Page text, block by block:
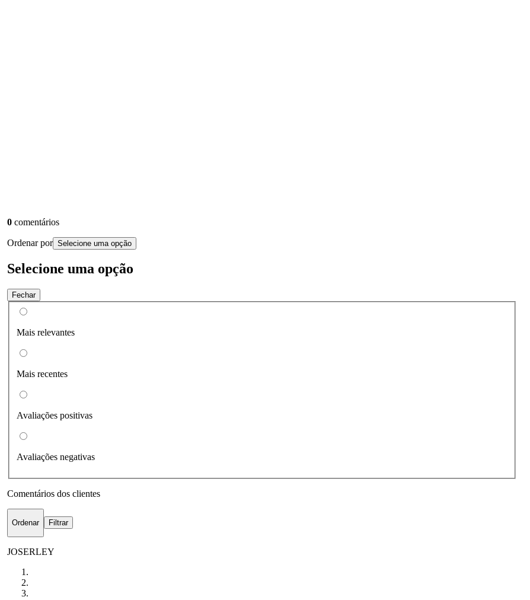
0 comentários
Ordenar por Selecione uma opção
Selecione uma opção
Fechar
Mais relevantes
Mais recentes
Avaliações positivas
Avaliações negativas
Comentários dos clientes
Ordenar Filtrar
JOSERLEY